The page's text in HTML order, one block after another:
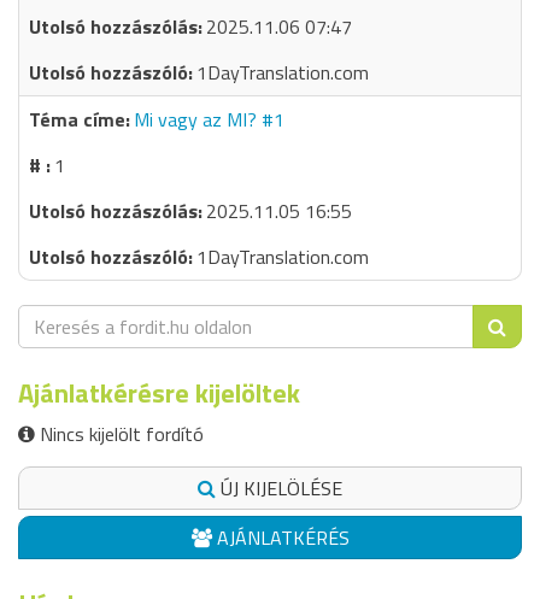
2025.11.06 07:47
1DayTranslation.com
Mi vagy az MI? #1
1
2025.11.05 16:55
1DayTranslation.com
Ajánlatkérésre kijelöltek
Nincs kijelölt fordító
ÚJ KIJELÖLÉSE
AJÁNLATKÉRÉS